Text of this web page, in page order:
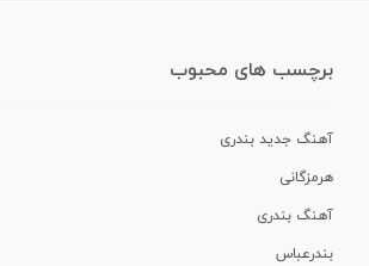
برچسب های محبوب
آهنگ جدید بندری
هرمزگانی
آهنگ بندری
بندرعباس